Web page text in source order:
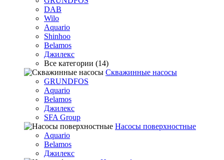
DAB
Wilo
Aquario
Shinhoo
Belamos
Джилекс
Все категории (14)
Скважинные насосы
GRUNDFOS
Aquario
Belamos
Джилекс
SFA Group
Насосы поверхностные
Aquario
Belamos
Джилекс